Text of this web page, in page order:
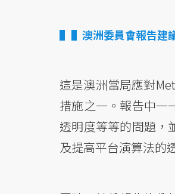
▌澳洲委員會報告建
這是澳洲當局應對
措施之一。報告中一
透明度等等的問題，
及提高平台演算法的